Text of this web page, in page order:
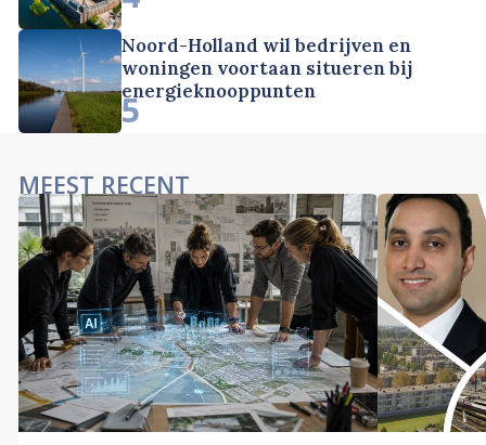
Noord-Holland wil bedrijven en
woningen voortaan situeren bij
energieknooppunten
5
MEEST RECENT